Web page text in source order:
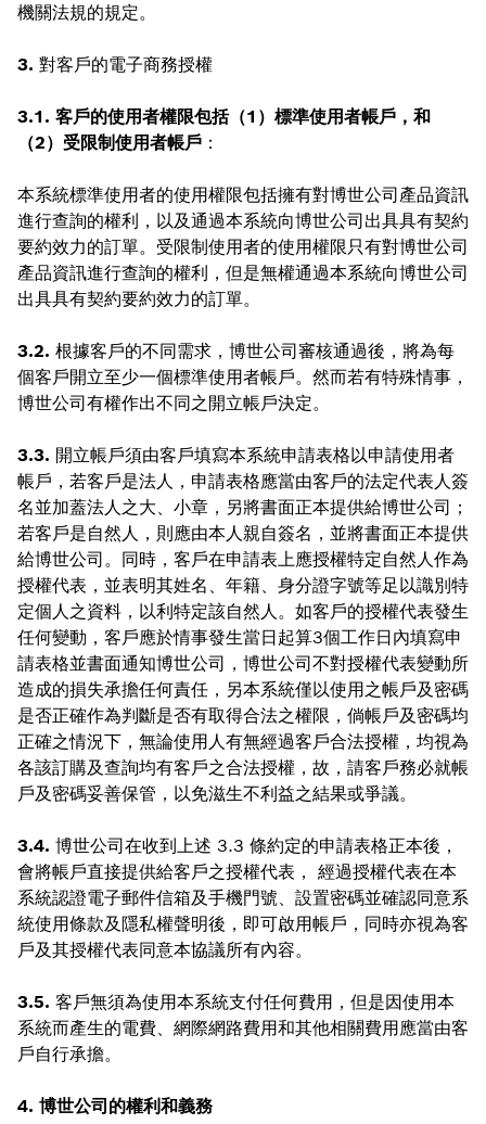
機關法規的規定。
3. 對客戶的電子商務授權
3.1. 客戶的使用者權限包括（1）標準使用者帳戶，和
（2）受限制使用者帳戶 ：
本系統標準使用者的使用權限包括擁有對博世公司產品資訊
進行查詢的權利，以及通過本系統向博世公司出具具有契約
要約效力的訂單。受限制使用者的使用權限只有對博世公司
產品資訊進行查詢的權利，但是無權通過本系統向博世公司
出具具有契約要約效力的訂單。
3.2. 根據客戶的不同需求，博世公司審核通過後，將為每
個客戶開立至少一個標準使用者帳戶。然而若有特殊情事，
博世公司有權作出不同之開立帳戶決定。
3.3. 開立帳戶須由客戶填寫本系統申請表格以申請使用者
帳戶，若客戶是法人，申請表格應當由客戶的法定代表人簽
名並加蓋法人之大、小章，另將書面正本提供給博世公司；
若客戶是自然人，則應由本人親自簽名，並將書面正本提供
給博世公司。同時，客戶在申請表上應授權特定自然人作為
授權代表，並表明其姓名、年籍、身分證字號等足以識別特
定個人之資料，以利特定該自然人。如客戶的授權代表發生
任何變動，客戶應於情事發生當日起算3個工作日內填寫申
請表格並書面通知博世公司，博世公司不對授權代表變動所
造成的損失承擔任何責任，另本系統僅以使用之帳戶及密碼
是否正確作為判斷是否有取得合法之權限，倘帳戶及密碼均
正確之情況下，無論使用人有無經過客戶合法授權，均視為
各該訂購及查詢均有客戶之合法授權，故，請客戶務必就帳
戶及密碼妥善保管，以免滋生不利益之結果或爭議。
3.4. 博世公司在收到上述 3.3 條約定的申請表格正本後，
會將帳戶直接提供給客戶之授權代表， 經過授權代表在本
系統認證電子郵件信箱及手機門號、設置密碼並確認同意系
統使用條款及隱私權聲明後，即可啟用帳戶，同時亦視為客
戶及其授權代表同意本協議所有內容。
3.5. 客戶無須為使用本系統支付任何費用，但是因使用本
系統而產生的電費、網際網路費用和其他相關費用應當由客
戶自行承擔。
4. 博世公司的權利和義務